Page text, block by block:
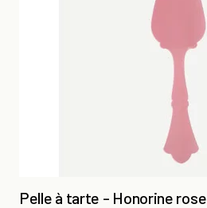
Pelle à tarte - Honorine rose